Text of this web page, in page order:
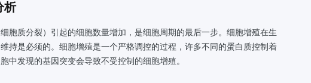
析
胞质分裂）引起的细胞数量增加，是细胞周期的最后一步。细胞增殖在生
持是必须的。细胞增殖是一个严格调控的过程，许多不同的蛋白质控制着
中发现的基因突变会导致不受控制的细胞增殖。